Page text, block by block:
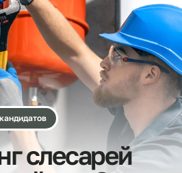
слесарей